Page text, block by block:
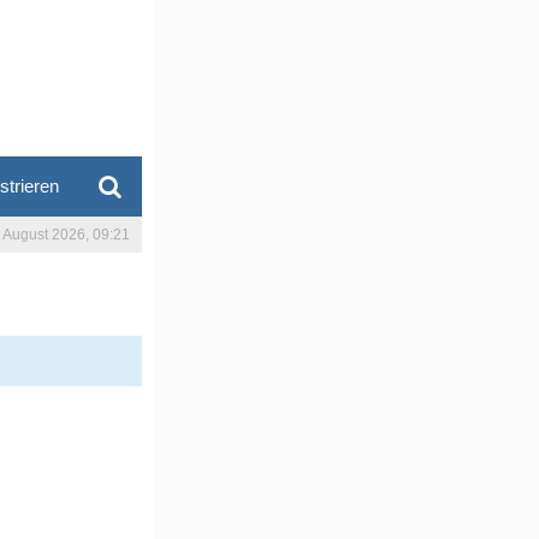
August 2026, 09:21